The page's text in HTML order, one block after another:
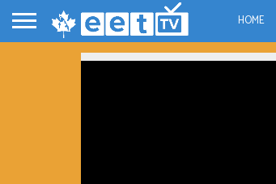
HOME